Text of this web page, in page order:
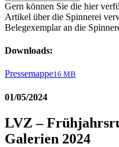
Gern können Sie die hier
Artikel über die Spinnerei
Belegexemplar an die
Downloads:
Pressemappe16 MB
01/05/2024
LVZ –
Galerien 2024